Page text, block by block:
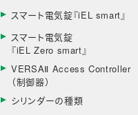
スマート電気錠『iEL smart』
スマート電気錠
『iEL Zero smart』
VERSAⅡ Access Controller
（制御器）
シリンダーの種類